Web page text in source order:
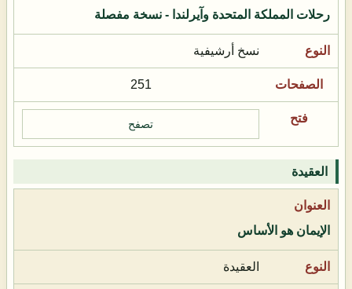
رحلات المملكة المتحدة وآيرلندا - نسخة مفصلة
نسخ أرشيفية
251
تصفح
العقيدة
الإيمان هو الأساس
العقيدة